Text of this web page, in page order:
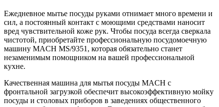
Ежедневное мытье посуды руками отнимает много времени и
сил, а постоянный контакт с моющими средствами наносит
вред чувствительной коже рук. Чтобы посуда всегда сверкала
чистотой, приобретайте профессиональную посудомоечную
машину MACH MS/9351, которая обязательно станет
незаменимым помощником на вашей профессиональной
кухне.
Качественная машина для мытья посуды MACH с
фронтальной загрузкой обеспечит высокоэффективную мойку
посуды и столовых приборов в заведениях общественного